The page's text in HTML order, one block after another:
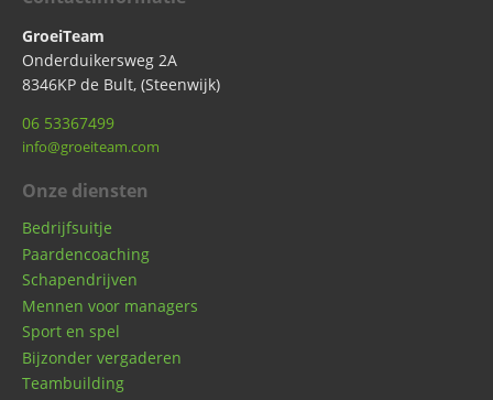
GroeiTeam
Onderduikersweg 2A
8346KP de Bult, (Steenwijk)
06 53367499
info@groeiteam.com
Onze diensten
Bedrijfsuitje
Paardencoaching
Schapendrijven
Mennen voor managers
Sport en spel
Bijzonder vergaderen
Teambuilding